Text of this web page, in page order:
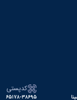
کدپستی
۶۵۱۷۸-۳۸۶۹۵